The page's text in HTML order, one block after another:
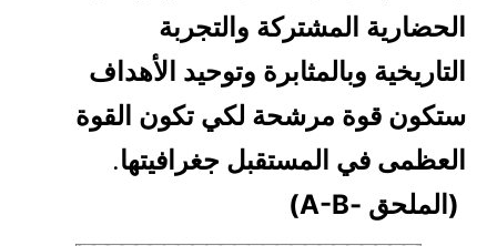
الحضارية المشتركة والتجربة
التاريخية وبالمثابرة وتوحيد الأهداف
ستكون قوة مرشحة لكي تكون القوة
العظمى في المستقبل جغرافيتها.
(الملحق -A-B)